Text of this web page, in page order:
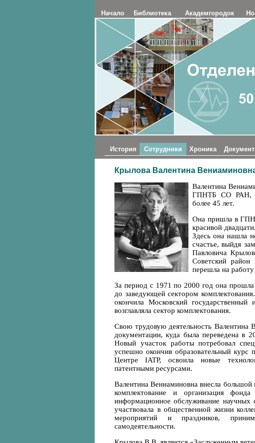
Начало Библиотека Академгородок
История Сотрудники Хроника
Крылова Валентина
Валентина
ГПНТБ СО РАН,
более 45 лет.
Она пришла в
красивой
Здесь она нашла
счастье, выйдя
Павловича
Советский район
перешла на
За период с 1971 по 2000 год она прошла
до заведующей сектором
окончила Московский
возглавляла сектор комплектования.
Свою трудовую деятельность Валентина
документации, куда была переведена в
Новый участок работы потребовал
успешно окончив образовательный
Центре IATP, освоила новые
патентными ресурсами.
Валентина Вениаминовна внесла большой
комплектование и организация
информационное обслуживание
участвовала в общественной жизни
мероприятий и праздников,
самодеятельности.